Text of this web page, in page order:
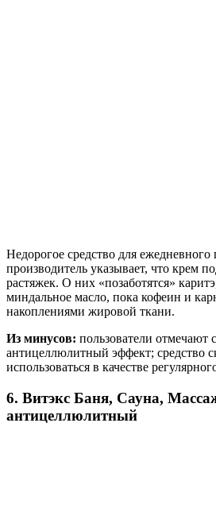
Недорогое средство для
производитель указывает, что крем
растяжек. О них «позаботятся»
миндальное масло, пока кофеин и
накоплениями жировой ткани.
Из минусов: пользователи отмечают
антицеллюлитный эффект; средство
использоваться в качестве
6. Витэкс Баня, Сауна,
антицеллюлитный